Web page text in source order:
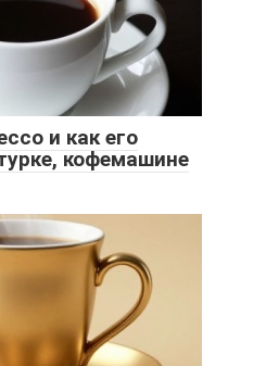
и как его
кофемашине